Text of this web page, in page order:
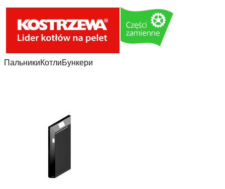
ПальникиКотлиБункери